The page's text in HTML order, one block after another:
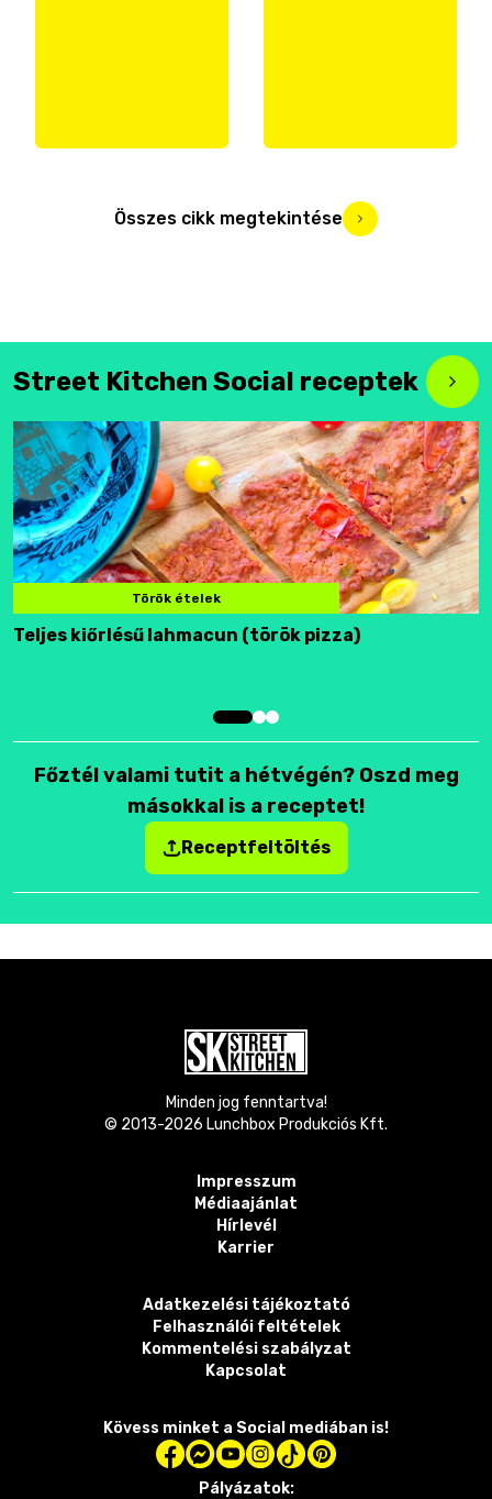
Összes cikk megtekintése
Street Kitchen Social receptek
Török ételek
Teljes kiőrlésű lahmacun (török pizza)
Főztél valami tutit a hétvégén? Oszd meg
másokkal is a receptet!
Receptfeltöltés
Minden jog fenntartva!
© 2013-2026 Lunchbox Produkciós Kft.
Impresszum
Médiaajánlat
Hírlevél
Karrier
Adatkezelési tájékoztató
Felhasználói feltételek
Kommentelési szabályzat
Kapcsolat
Kövess minket a Social mediában is!
Pályázatok: